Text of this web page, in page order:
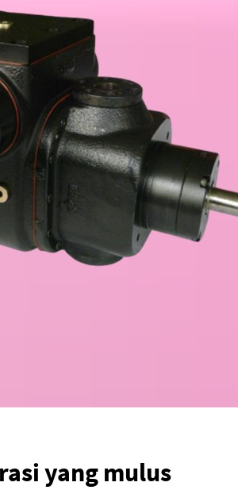
yang mulus